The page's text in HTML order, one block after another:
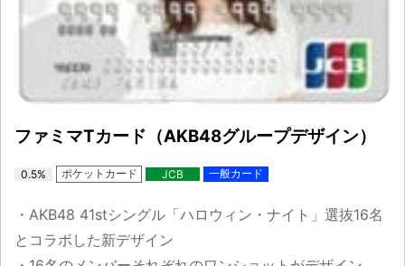
ファミマTカード（AKB48グループデザイン）
0.5% ポケットカード JCB 一般カード
・AKB48 41stシングル「ハロウィン・ナイト」選抜16名
とコラボした新デザイン